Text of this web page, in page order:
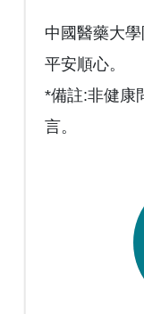
中國醫藥大
平安順心。
*備註:非健康
言。